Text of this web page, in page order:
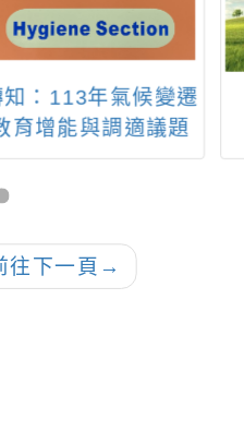
知：113年氣候變遷
育增能與調適議題
往下一頁 →